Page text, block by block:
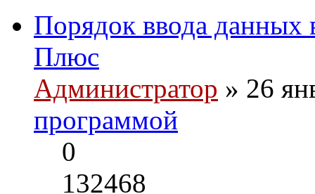
Порядок ввода
Плюс
Администратор » 26
программой
0
132468